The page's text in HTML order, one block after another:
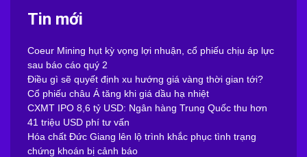
Tin mới
Coeur Mining hụt kỳ vọng lợi nhuận, cổ phiếu chịu áp lực
sau báo cáo quý 2
Điều gì sẽ quyết định xu hướng giá vàng thời gian tới?
Cổ phiếu châu Á tăng khi giá dầu hạ nhiệt
CXMT IPO 8,6 tỷ USD: Ngân hàng Trung Quốc thu hơn
41 triệu USD phí tư vấn
Hóa chất Đức Giang lên lộ trình khắc phục tình trạng
chứng khoán bị cảnh báo